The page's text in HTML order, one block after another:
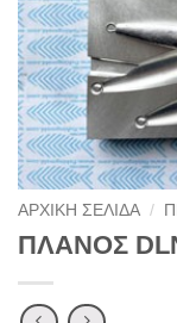
ΑΡΧΙΚΉ ΣΕΛΊΔΑ /
ΠΛΑΝΟΣ